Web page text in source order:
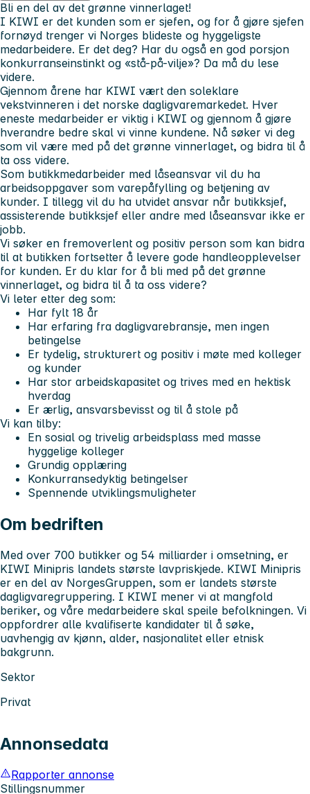
Bli en del av det grønne vinnerlaget!
I KIWI er det kunden som er sjefen, og for å gjøre sjefen
fornøyd trenger vi Norges blideste og hyggeligste
medarbeidere. Er det deg? Har du også en god porsjon
konkurranseinstinkt og «stå-på-vilje»? Da må du lese
videre.
Gjennom årene har KIWI vært den soleklare
vekstvinneren i det norske dagligvaremarkedet. Hver
eneste medarbeider er viktig i KIWI og gjennom å gjøre
hverandre bedre skal vi vinne kundene. Nå søker vi deg
som vil være med på det grønne vinnerlaget, og bidra til å
ta oss videre.
Som butikkmedarbeider med låseansvar vil du ha
arbeidsoppgaver som varepåfylling og betjening av
kunder. I tillegg vil du ha utvidet ansvar når butikksjef,
assisterende butikksjef eller andre med låseansvar ikke er
jobb.
Vi søker en fremoverlent og positiv person som kan bidra
til at butikken fortsetter å levere gode handleopplevelser
for kunden. Er du klar for å bli med på det grønne
vinnerlaget, og bidra til å ta oss videre?
Vi leter etter deg som:
Har fylt 18 år
Har erfaring fra dagligvarebransje, men ingen
betingelse
Er tydelig, strukturert og positiv i møte med kolleger
og kunder
Har stor arbeidskapasitet og trives med en hektisk
hverdag
Er ærlig, ansvarsbevisst og til å stole på
Vi kan tilby:
En sosial og trivelig arbeidsplass med masse
hyggelige kolleger
Grundig opplæring
Konkurransedyktig betingelser
Spennende utviklingsmuligheter
Om bedriften
Med over 700 butikker og 54 milliarder i omsetning, er
KIWI Minipris landets største lavpriskjede. KIWI Minipris
er en del av NorgesGruppen, som er landets største
dagligvaregruppering. I KIWI mener vi at mangfold
beriker, og våre medarbeidere skal speile befolkningen. Vi
oppfordrer alle kvalifiserte kandidater til å søke,
uavhengig av kjønn, alder, nasjonalitet eller etnisk
bakgrunn.
Sektor
Privat
Annonsedata
Rapporter annonse
Stillingsnummer